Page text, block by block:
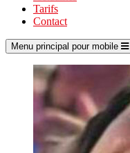
Tarifs
Contact
Menu principal pour mobile